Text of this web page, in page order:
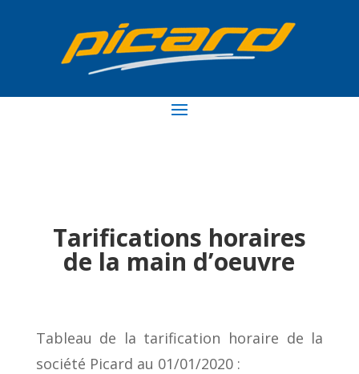
Tarifications horaires
de la main d’oeuvre
Tableau de la tarification horaire de la
société Picard au 01/01/2020 :